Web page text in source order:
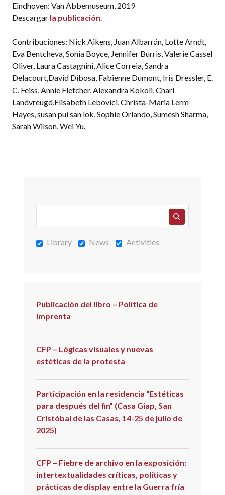
Eindhoven: Van Abbemuseum, 2019
Descargar la publicación.
Contribuciones: Nick Aikens, Juan Albarrán, Lotte Arndt,
Eva Bentcheva, Sonia Boyce, Jennifer Burris, Valerie Cassel
Oliver, Laura Castagnini, Alice Correia, Sandra
Delacourt,David Dibosa, Fabienne Dumont, Iris Dressler, E.
C. Feiss, Annie Fletcher, Alexandra Kokoli, Charl
Landvreugd,Elisabeth Lebovici, Christa-Maria Lerm
Hayes, susan pui san lok, Sophie Orlando, Sumesh Sharma,
Sarah Wilson, Wei Yu.
Library News Activities
Publicación del libro – Política de
imprenta
CFP – Lógicas visuales y nuevas
estéticas de la protesta
Participación en la residencia “Estéticas
para después del fin” (Casa Giap, San
Cristóbal de las Casas, 14-25 de julio de
2025)
CFP – Fiebre de archivo en la exposición:
intertextualidades críticas, políticas y
prácticas de display entre la Guerra fría